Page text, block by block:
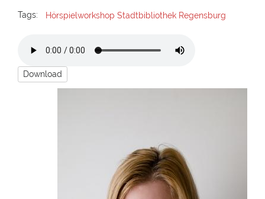
Tags: Hörspielworkshop Stadtbibliothek Regensburg
Download